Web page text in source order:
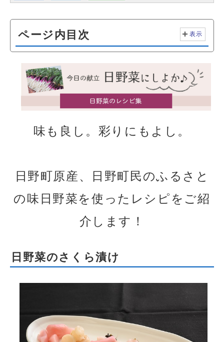
ページ内目次 表示
味も良し。彩りにもよし。
日野町原産、日野町民のふるさと
の味日野菜を使ったレシピをご紹
介します！
日野菜のさくら漬け